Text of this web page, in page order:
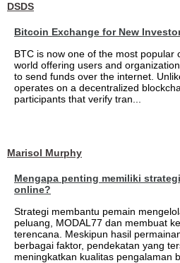
DSDS
Bitcoin Exchange for New
BTC is now one of the most popular
world offering users and
to send funds over the internet.
operates on a decentralized
participants that verify tran...
Marisol Murphy
Mengapa penting memiliki
online?
Strategi membantu pemain
peluang, MODAL77 dan membuat
terencana. Meskipun hasil
berbagai faktor, pendekatan yang
meningkatkan kualitas pengalaman